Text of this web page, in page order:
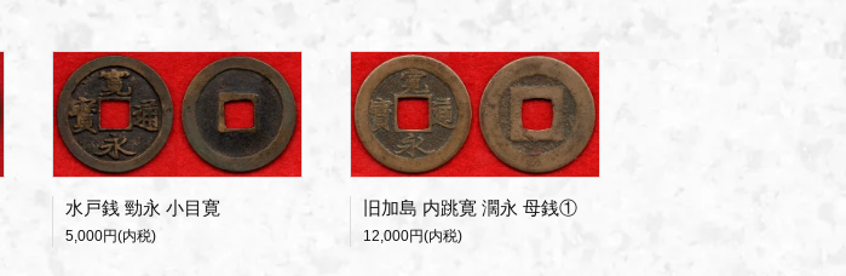
水戸銭 勁永 小目寛
5,000円(内税)
旧加島 内跳寛 濶永 母銭①
12,000円(内税)